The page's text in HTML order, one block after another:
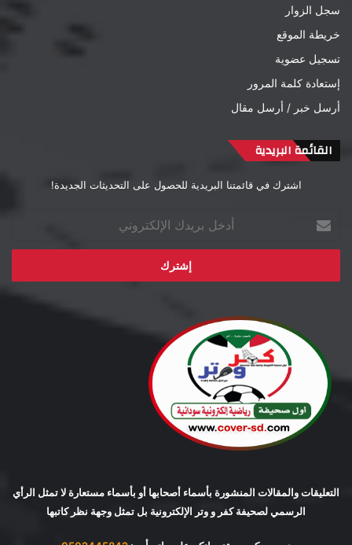
سجل الزوار
خريطة الموقع
تسجيل عضوية
إستعادة كلمة المرور
أرسل خبر / أرسل مقال
القائمة البريدية
اشترك في قائمتنا البريدية للحصول على التحديثات الجديدة!
بريدك
الإلكتروني
التعليقات والمقالات المنشورة بأسماء أصحابها أو بأسماء مستعارة لا تمثل الرأي
الرسمي لصحيفة كفر و وتر الإلكترونية بل تمثل وجهة نظر كاتبها